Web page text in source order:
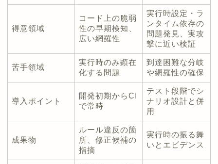
得意領域
コード上の脆弱
性の早期検知、
広い網羅性
実行時設定・ラ
ンタイム依存の
問題発見、実攻
撃に近い検証
苦手領域
実行時のみ顕在
化する問題
到達困難な分岐
や網羅性の確保
導入ポイント
開発初期からCI
で常時
テスト段階でシ
ナリオ設計と併
用
成果物
ルール違反の箇
所、修正候補の
指摘
実行時の振る舞
いとエビデンス